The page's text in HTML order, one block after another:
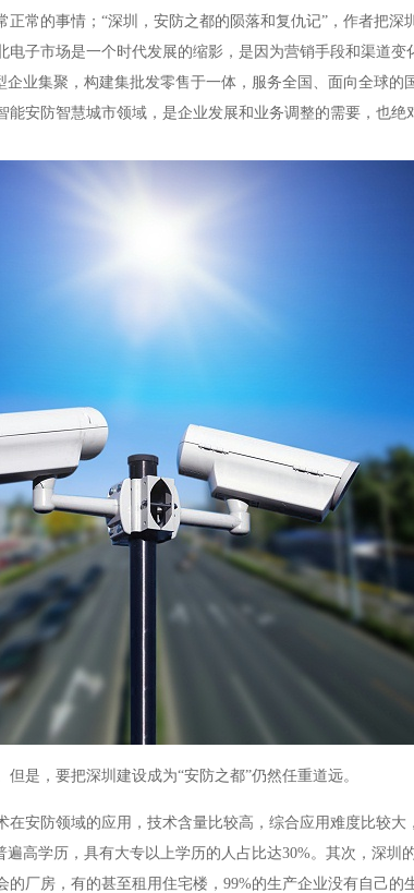
常的事情；“深圳，安防之都的陨落和复仇记”，作者把深
子市场是一个时代发展的缩影，是因为营销手段和渠道
业集聚，构建集批发零售于一体，服务全国、面向全球的
安防智慧城市领域，是企业发展和业务调整的需要，也绝
是，要把深圳建设成为“安防之都”仍然任重道远。
安防领域的应用，技术含量比较高，综合应用难度比较大
高学历，具有大专以上学历的人占比达30%。其次，深圳
厂房，有的甚至租用住宅楼，99%的生产企业没有自己的